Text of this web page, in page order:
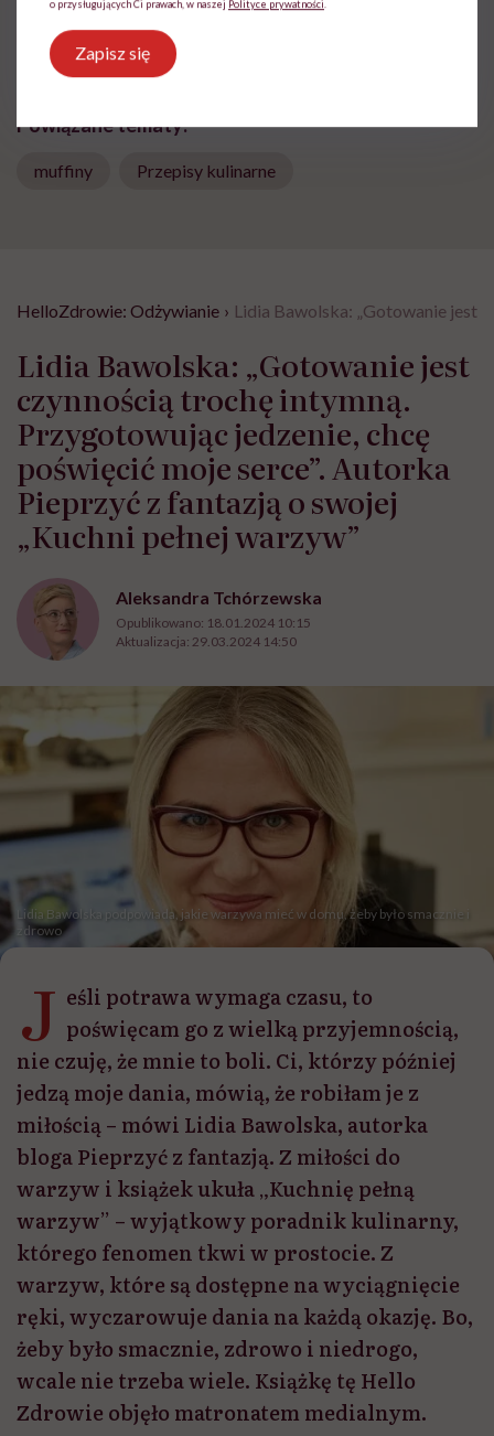
Udostępnij
Powiązane tematy:
muffiny Przepisy kulinarne
HelloZdrowie: Odżywianie › Lidia Bawolska: „Gotowanie jest
Lidia Bawolska: „Gotowanie jest
czynnością trochę intymną.
Przygotowując jedzenie, chcę
poświęcić moje serce”. Autorka
Pieprzyć z fantazją o swojej
„Kuchni pełnej warzyw”
Aleksandra Tchórzewska
Opublikowano: 18.01.2024 10:15
Aktualizacja: 29.03.2024 14:50
Lidia Bawolska podpowiada, jakie warzywa mieć w domu, żeby było smacznie i
zdrowo
J eśli potrawa wymaga czasu, to
poświęcam go z wielką przyjemnością,
nie czuję, że mnie to boli. Ci, którzy później
jedzą moje dania, mówią, że robiłam je z
miłością – mówi Lidia Bawolska, autorka
bloga Pieprzyć z fantazją. Z miłości do
warzyw i książek ukuła „Kuchnię pełną
warzyw” – wyjątkowy poradnik kulinarny,
którego fenomen tkwi w prostocie. Z
warzyw, które są dostępne na wyciągnięcie
ręki, wyczarowuje dania na każdą okazję. Bo,
żeby było smacznie, zdrowo i niedrogo,
wcale nie trzeba wiele. Książkę tę Hello
Zdrowie objęło matronatem medialnym.
o przysługujących Ci prawach, w naszej Polityce prywatności
Zapisz się